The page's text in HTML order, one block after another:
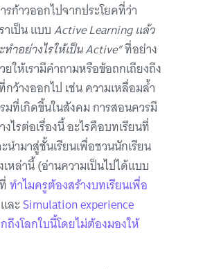
ก้าวออกไปจากประโยคที่ว่า
าเป็น แบบActive Learning แล้ว
ำอย่างไรให้เป็น Active”ที่อย่าง
ให้เรามีคำถามหรือข้อถกเถียงถึง
ว้างออกไป เช่น ความเหลื่อมล้ำ
มที่เกิดขึ้นในสังคม การสอนควรมี
ไรต่อเรื่องนี้ อะไรคือบทเรียนที่
นำมาสู่ชั้นเรียนเพื่อชวนนักเรียน
หล่านี้ (อ่านความเป็นไปได้แบบ
ทำไมครูต้องสร้างบทเรียนเพื่อ
และSimulation experience
ถึงโลกใบนี้โดยไม่ต้องมองให้